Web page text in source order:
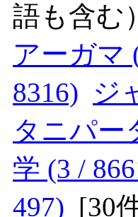
語も含む
アーガマ
8316) ジ
タニパー
学 (3 /
497) [30